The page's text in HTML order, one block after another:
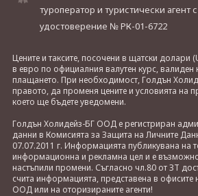
туроператор и туристически агент с
удостоверение № РК-01-6722
Цените и таксите, посочени в щатски долари
в евро по официалния валутен курс, валиден
плащането. При необходимост, Голдън
правото, да променя цените и условията на
което ще бъдете уведомени.
Голдън Холидейз-БГ ООД е регистриран
данни в Комисията за Защита на Личните
07.07.2011 г. Информацията публикувана на
информационна и рекламна цел и е
настъпили промени. Съгласно чл.80 от ЗТ
счита информацията, представена в
ООД или на оторизираните агенти!